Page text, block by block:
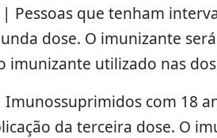
| Pessoas que tenham
dose. O imunizante
imunizante utilizado nas
Imunossuprimidos com 18
da terceira dose. O